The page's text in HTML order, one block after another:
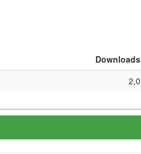
Downloads
2,0